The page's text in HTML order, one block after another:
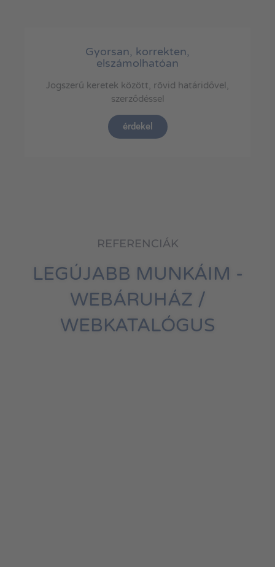
Gyorsan, korrekten,
elszámolhatóan
Jogszerű keretek között, rövid határidővel,
szerződéssel
érdekel
REFERENCIÁK
LEGÚJABB MUNKÁIM -
WEBÁRUHÁZ /
WEBKATALÓGUS